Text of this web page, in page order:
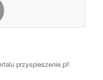
przyspieszenie.pl!